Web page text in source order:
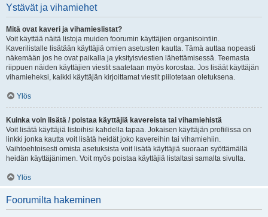
Ystävät ja vihamiehet
Mitä ovat kaveri ja vihamieslistat?
Voit käyttää näitä listoja muiden foorumin käyttäjien organisointiin.
Kaverilistalle lisätään käyttäjiä omien asetusten kautta. Tämä auttaa nopeasti
näkemään jos he ovat paikalla ja yksityisviestien lähettämisessä. Teemasta
riippuen näiden käyttäjien viestit saatetaan myös korostaa. Jos lisäät käyttäjän
vihamieheksi, kaikki käyttäjän kirjoittamat viestit piilotetaan oletuksena.
Ylös
Kuinka voin lisätä / poistaa käyttäjiä kavereista tai vihamiehistä
Voit lisätä käyttäjiä listoihisi kahdella tapaa. Jokaisen käyttäjän profiilissa on
linkki jonka kautta voit lisätä heidät joko kavereihin tai vihamiehiin.
Vaihtoehtoisesti omista asetuksista voit lisätä käyttäjiä suoraan syöttämällä
heidän käyttäjänimen. Voit myös poistaa käyttäjiä listaltasi samalta sivulta.
Ylös
Foorumilta hakeminen